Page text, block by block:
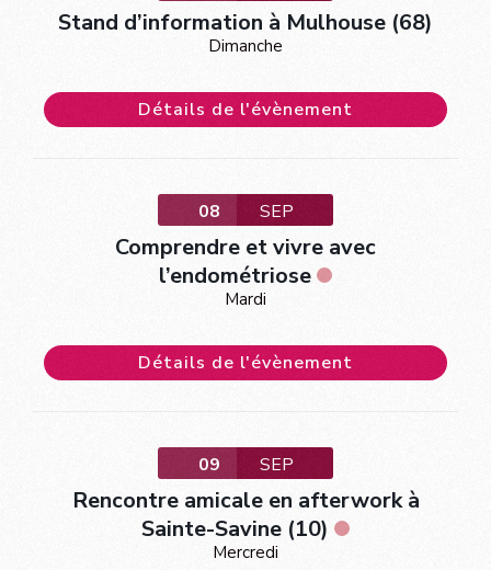
Stand d’information à Mulhouse (68)
Dimanche
Détails de l'évènement
08 SEP
Comprendre et vivre avec
l’endométriose
Mardi
Détails de l'évènement
09 SEP
Rencontre amicale en afterwork à
Sainte-Savine (10)
Mercredi